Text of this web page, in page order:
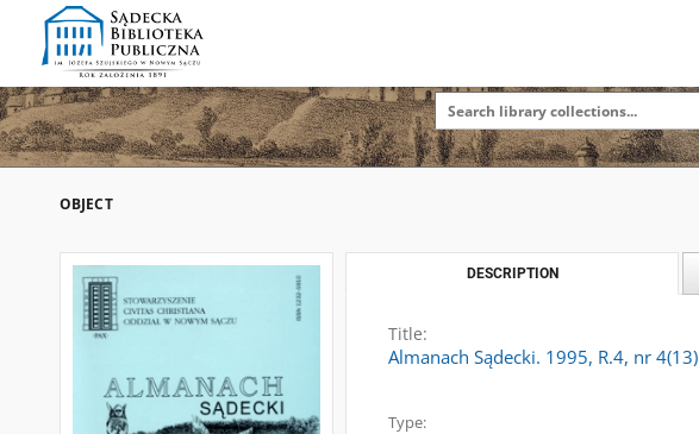
OBJECT
DESCRIPTION
Title:
Almanach Sądecki. 1995, R.4, nr 4(13)
Type: